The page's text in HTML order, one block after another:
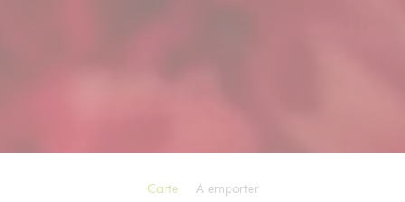
Carte A emporter